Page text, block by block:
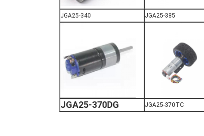
JGA25-385
JGA25-340
JGA25-370TC
JGA25-370DG